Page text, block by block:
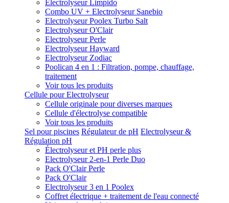
Electrolyseur Limpido
Combo UV + Electrolyseur Sanebio
Electrolyseur Poolex Turbo Salt
Electrolyseur O'Clair
Electrolyseur Perle
Electrolyseur Hayward
Electrolyseur Zodiac
Poolican 4 en 1 : Filtration, pompe, chauffage,
traitement
Voir tous les produits
Cellule pour Electrolyseur
Cellule originale pour diverses marques
Cellule d'électrolyse compatible
Voir tous les produits
Sel pour piscines Régulateur de pH Electrolyseur &
Régulation pH
Électrolyseur et PH perle plus
Electrolyseur 2-en-1 Perle Duo
Pack O'Clair Perle
Pack O'Clair
Electrolyseur 3 en 1 Poolex
Coffret électrique + traitement de l'eau connecté